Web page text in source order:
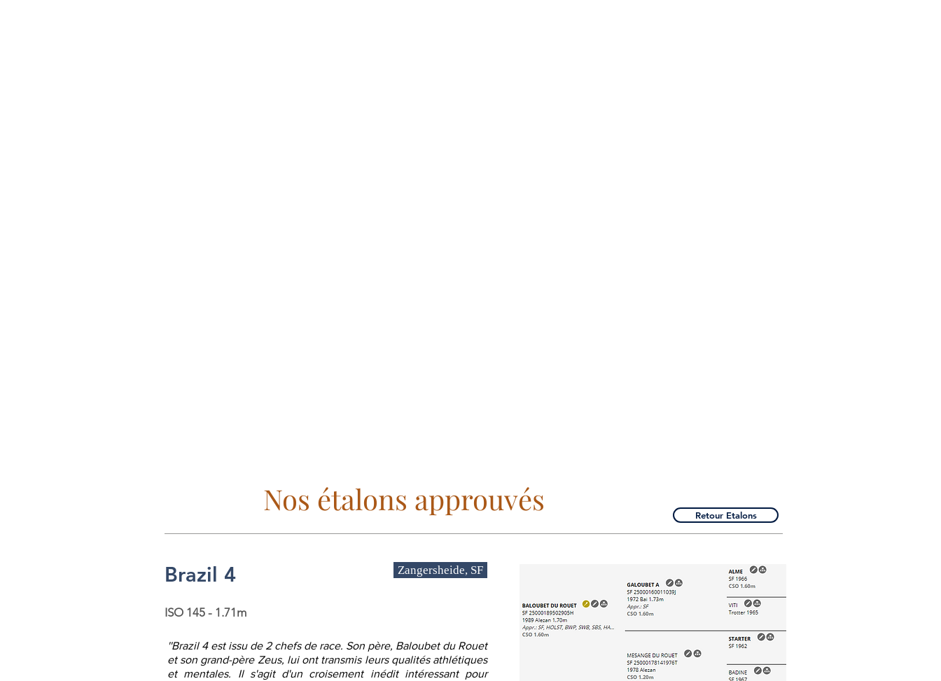
Nos étalons approuvés Retour Etalons
Brazil 4 Zangersheide, SF
ISO 145 - 1.71m
''Brazil 4 est issu de 2 chefs de race. Son père, Baloubet du Rouet
et son grand-père Zeus, lui ont transmis leurs qualités athlétiques
et mentales. Il s'agit d'un croisement inédit intéressant pour